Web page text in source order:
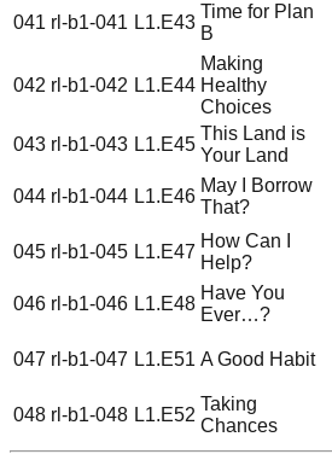
041 rl-b1-041 L1.E43
Time for Plan
B
042 rl-b1-042 L1.E44
Making
Healthy
Choices
043 rl-b1-043 L1.E45
This Land is
Your Land
044 rl-b1-044 L1.E46
May I Borrow
That?
045 rl-b1-045 L1.E47
How Can I
Help?
046 rl-b1-046 L1.E48
Have You
Ever…?
047 rl-b1-047 L1.E51 A Good Habit
048 rl-b1-048 L1.E52
Taking
Chances